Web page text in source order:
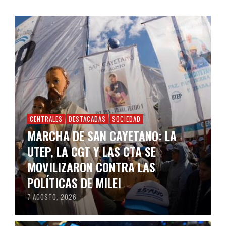
CENTRALES DESTACADAS SOCIEDAD
MARCHA DE SAN CAYETANO: LA
UTEP, LA CGT Y LAS CTA SE
MOVILIZARON CONTRA LAS
POLÍTICAS DE MILEI
7 AGOSTO, 2026